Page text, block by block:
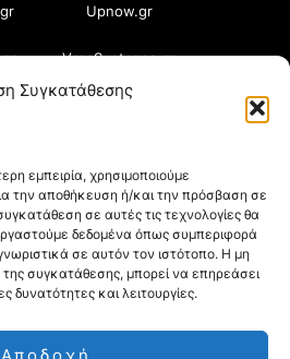
Συγκατάθεσης
εμπειρία, χρησιμοποιούμε
την αποθήκευση ή/και την πρόσβαση σε
σε αυτές τις τεχνολογίες θα
δεδομένα όπως συμπεριφορά
σε αυτόν τον ιστότοπο. Η μη
συγκατάθεσης, μπορεί να επηρεάσει
δυνατότητες και λειτουργίες.
Αποδοχή
Upnow.gr
VresSyntages.gr
Xristianika.gr
ZoumeSpiti.gr
(Orama Group Μ.Ι.Κ.Ε.) |